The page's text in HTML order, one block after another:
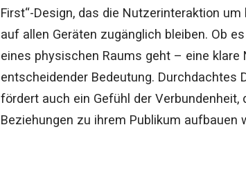
First“-Design, das die Nutzerinteraktion
auf allen Geräten zugänglich bleiben. Ob
eines physischen Raums geht – eine
entscheidender Bedeutung. Durchdachtes
fördert auch ein Gefühl der
Beziehungen zu ihrem Publikum aufbauen